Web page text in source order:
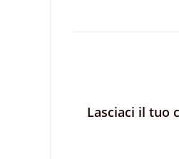
Lasciaci il tuo